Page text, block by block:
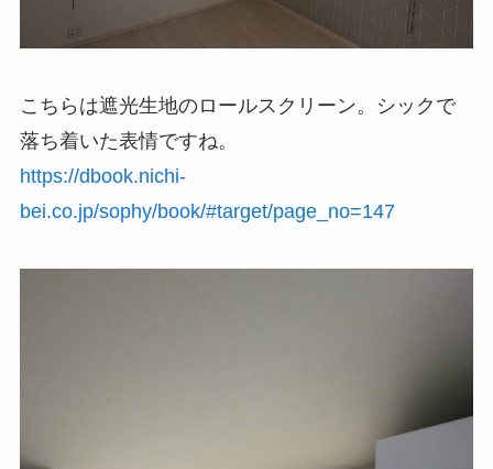
こちらは遮光生地のロールスクリーン。シックで
落ち着いた表情ですね。
https://dbook.nichi-
bei.co.jp/sophy/book/#target/page_no=147